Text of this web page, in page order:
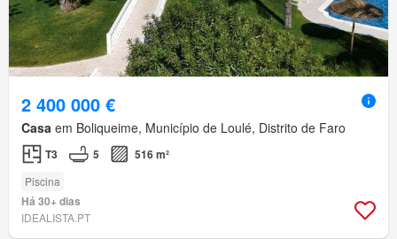
2 400 000 €
Casa em Boliqueime, Município de Loulé, Distrito de Faro
T3 5 516 m²
Piscina
Há 30+ dias
IDEALISTA.PT